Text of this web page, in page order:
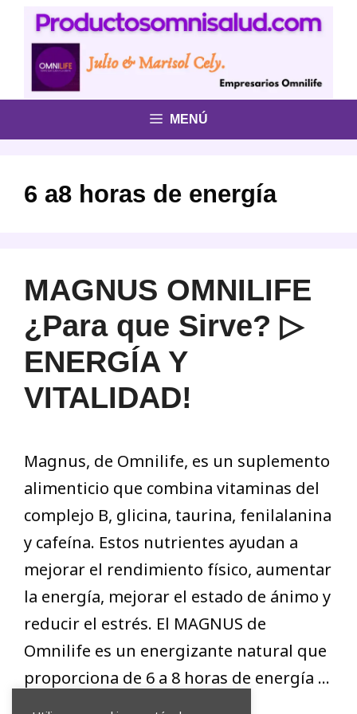
Saltar
contenido
MENÚ
6 a8 horas de energía
MAGNUS OMNILIFE
¿Para que Sirve? ▷
ENERGÍA Y
VITALIDAD!
Magnus, de Omnilife, es un suplemento
alimenticio que combina vitaminas del
complejo B, glicina, taurina, fenilalanina
y cafeína. Estos nutrientes ayudan a
mejorar el rendimiento físico, aumentar
la energía, mejorar el estado de ánimo y
reducir el estrés. El MAGNUS de
Omnilife es un energizante natural que
proporciona de 6 a 8 horas de energía …